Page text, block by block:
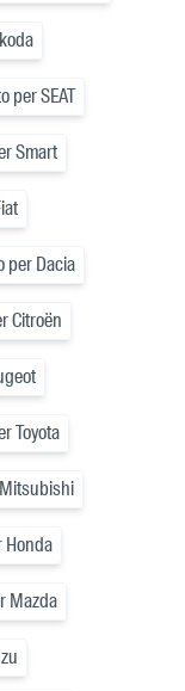
per SEAT
Smart
per Dacia
Citroën
Toyota
Honda
Mazda